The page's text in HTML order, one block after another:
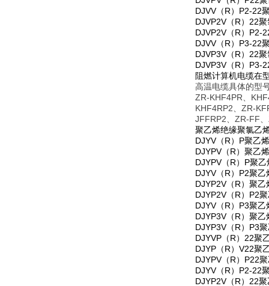
DJVV（R）P2-22
DJVP2V（R）22
DJVP2V（R）P2-
DJVV（R）P3-22
DJVP3V（R）22
DJVP3V（R）P3-
阻燃计算机电缆在
高温电缆具体的型
ZR-KHF4PR、
KHF4RP2、ZR-
JFFRP2、ZR-FF
聚乙烯绝缘聚氯乙
DJYV（R）P聚乙
DJYPV（R）聚乙
DJYPV（R）P聚
DJYV（R）P2聚
DJYP2V（R）聚
DJYP2V（R）P2
DJYV（R）P3聚
DJYP3V（R）聚
DJYP3V（R）P3
DJYVP（R）22聚
DJYP（R）V22聚
DJYPV（R）P22
DJYV（R）P2-22
DJYP2V（R）22